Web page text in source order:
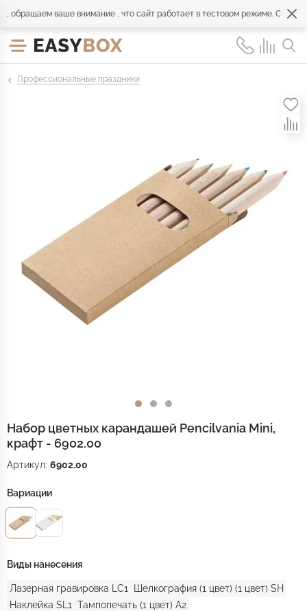
ваше внимание , что сайт работает в тестовом режиме.
Профессиональные праздники
Набор цветных карандашей Pencilvania Mini,
крафт - 6902.00
Артикул: 6902.00
Вариации
Виды нанесения
Лазерная гравировка LC1
Шелкография (1 цвет) (1 цвет) SH
Наклейка SL1
Тампопечать (1 цвет) A2